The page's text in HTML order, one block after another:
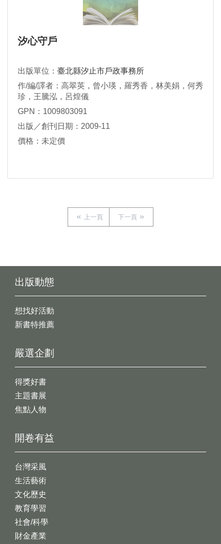
汐心守戶
出版單位： 臺北縣汐止市戶政事務所
作/編/譯者：高翠英，曾小瑛，羅秀香，林美娟，何秀
珍，王騰泓，呂煌儀
GPN：1009803091
出版／創刊日期：2009-11
價格：未定價
上一頁 下一頁
出版動態
想找好活動
新書特推薦
開卷有益
台灣采風
生活藝術
文化歷史
教育學習
社會/科學
財金產業
嚴選企劃
得獎好書
主題書展
焦點人物